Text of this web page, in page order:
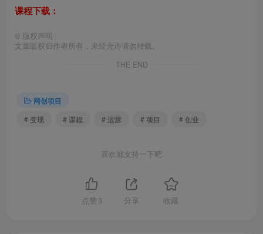
课程下载：
© 版权声明
文章版权归作者所有，未经允许请勿转载。
THE END
网创项目
# 变现
# 课程 # 运营 # 项目 # 创业
喜欢就支持一下吧
点赞 3 分享 收藏